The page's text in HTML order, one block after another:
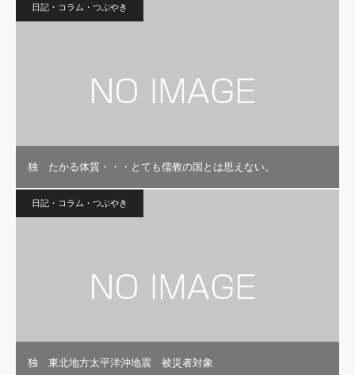
日記・コラム・つぶやき
独 たかる体質・・・とても儒教の国とは思えない。
日記・コラム・つぶやき
独 東北地方太平洋沖地震 被災者対象